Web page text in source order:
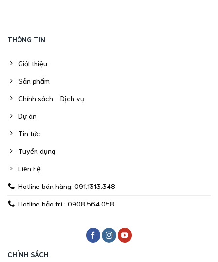
THÔNG TIN
Giới thiệu
Sản phẩm
Chính sách - Dịch vụ
Dự án
Tin tức
Tuyển dụng
Liên hệ
Hotline bán hàng: 091.1313.348
Hotline bảo trì : 0908.564.058
CHÍNH SÁCH